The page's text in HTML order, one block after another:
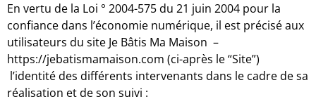
En vertu de la Loi ° 2004-575 du 21 juin 2004 pour la
confiance dans l’économie numérique, il est précisé aux
utilisateurs du site Je Bâtis Ma Maison –
https://jebatismamaison.com (ci-après le “Site”)
l’identité des différents intervenants dans le cadre de sa
réalisation et de son suivi :